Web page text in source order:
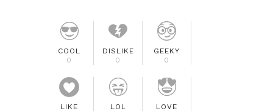
COOL
0
DISLIKE
0
GEEKY
0
LIKE
LOL
LOVE